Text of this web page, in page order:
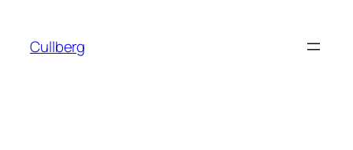
innehåll
Cullberg